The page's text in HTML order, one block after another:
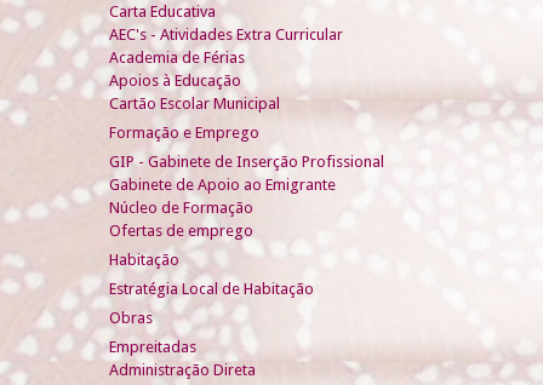
Carta Educativa
AEC's - Atividades Extra Curricular
Academia de Férias
Apoios à Educação
Cartão Escolar Municipal
Formação e Emprego
GIP - Gabinete de Inserção Profissional
Gabinete de Apoio ao Emigrante
Núcleo de Formação
Ofertas de emprego
Habitação
Estratégia Local de Habitação
Obras
Empreitadas
Administração Direta